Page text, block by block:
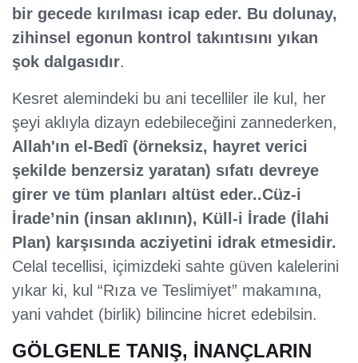
bir gecede kırılması icap eder. Bu dolunay,
zihinsel egonun kontrol takıntısını yıkan
şok dalgasıdır.
Kesret alemindeki bu ani tecelliler ile kul, her
şeyi aklıyla dizayn edebileceğini zannederken,
Allah'ın el-Bedî(örneksiz, hayret verici
şekilde benzersiz yaratan) sıfatı devreye
girer ve tüm planları altüst eder..Cüz-i
İrade’nin (insan aklının), Küll-i İrade (İlahi
Plan) karşısında acziyetini idrak etmesidir.
Celal tecellisi, içimizdeki sahte güven kalelerini
yıkar ki, kul “Rıza ve Teslimiyet” makamına,
yani vahdet (birlik) bilincine hicret edebilsin.
GÖLGENLE TANIŞ, İNANÇLARIN